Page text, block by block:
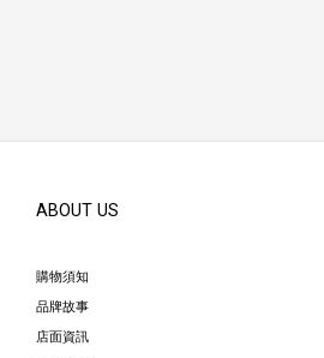
ABOUT US
購物須知
品牌故事
店面資訊